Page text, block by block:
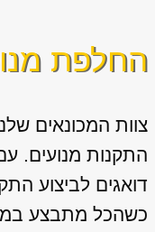
החלפת
צוות המכונאים
התקנות מנועים.
דואגים לביצוע
כשהכל מתבצע